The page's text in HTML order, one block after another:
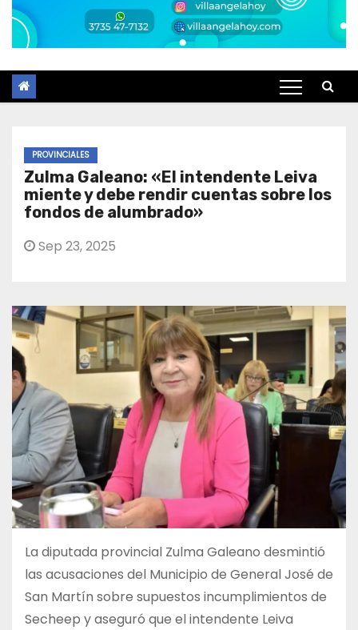
PROVINCIALES
Zulma Galeano: «El intendente Leiva
miente y debe rendir cuentas sobre los
fondos de alumbrado»
Sep 23, 2025
La diputada provincial Zulma Galeano desmintió
las acusaciones del Municipio de General José de
San Martín sobre supuestos incumplimientos de
Secheep y aseguró que el intendente Leiva